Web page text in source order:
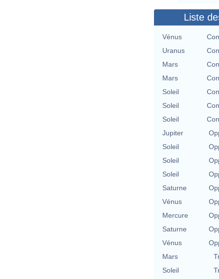
Liste
Vénus
Uranus
Mars
Mars
Soleil
Soleil
Soleil
Jupiter
Soleil
Soleil
Soleil
Saturne
Vénus
Mercure
Saturne
Vénus
Mars
Soleil